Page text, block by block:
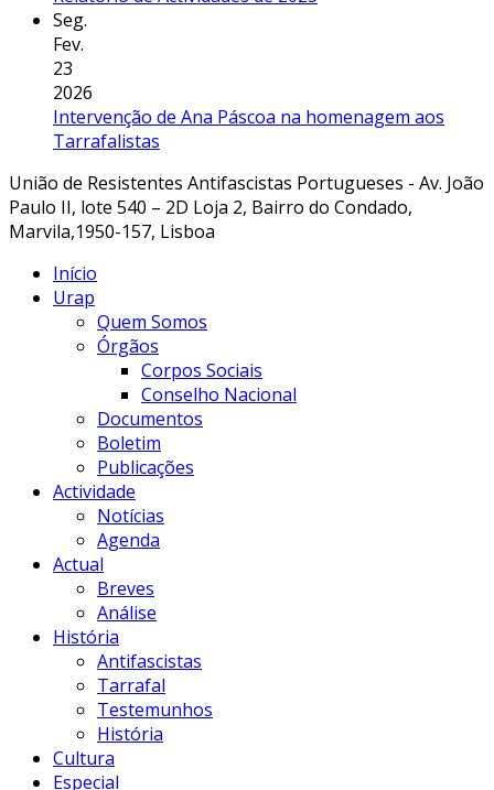
Seg.
Fev.
23
2026
Intervenção de Ana Páscoa na homenagem aos
Tarrafalistas
União de Resistentes Antifascistas Portugueses - Av. João
Paulo II, lote 540 – 2D Loja 2, Bairro do Condado,
Marvila,1950-157, Lisboa
Início
Urap
Quem Somos
Órgãos
Corpos Sociais
Conselho Nacional
Documentos
Boletim
Publicações
Actividade
Notícias
Agenda
Actual
Breves
Análise
História
Antifascistas
Tarrafal
Testemunhos
História
Cultura
Especial